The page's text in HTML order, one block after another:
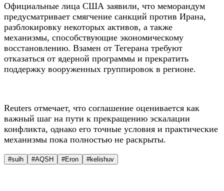
Официальные лица США заявили, что меморандум
предусматривает смягчение санкций против Ирана,
разблокировку некоторых активов, а также
механизмы, способствующие экономическому
восстановлению. Взамен от Тегерана требуют
отказаться от ядерной программы и прекратить
поддержку вооруженных группировок в регионе.
Reuters отмечает, что соглашение оценивается как
важный шаг на пути к прекращению эскалации
конфликта, однако его точные условия и практические
механизмы пока полностью не раскрыты.
#sulh #AQSH #Eron #kelishuv